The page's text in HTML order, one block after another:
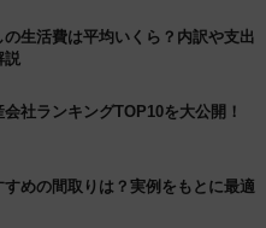
の生活費は平均いくら？内訳や支出
説
社ランキングTOP10を大公開！
めの間取りは？実例をもとに最適